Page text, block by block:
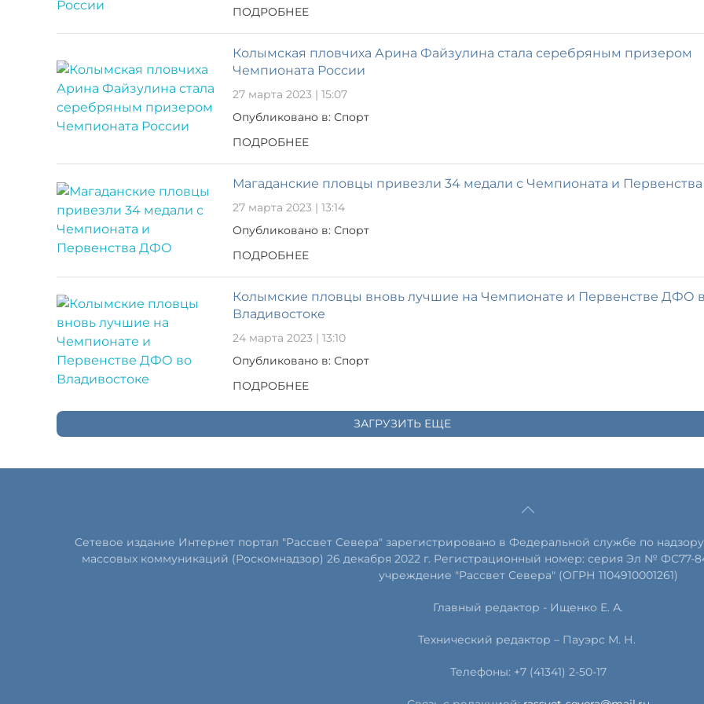
ПОДРОБНЕЕ
Колымская пловчиха Арина Файзулина стала серебряным призером
Чемпионата России
27 марта 2023 | 15:07
Опубликовано в: Спорт
ПОДРОБНЕЕ
Магаданские пловцы привезли 34 медали с Чемпионата и
27 марта 2023 | 13:14
Опубликовано в: Спорт
ПОДРОБНЕЕ
Колымские пловцы вновь лучшие на Чемпионате и Первенстве ДФО
Владивостоке
24 марта 2023 | 13:10
Опубликовано в: Спорт
ПОДРОБНЕЕ
ЗАГРУЗИТЬ ЕЩЕ
Сетевое издание Интернет портал "Рассвет Севера" зарегистрировано в Федеральной службе по
массовых коммуникаций (Роскомнадзор) 26 декабря 2022 г. Регистрационный номер: серия Эл № ФС77-
учреждение "Рассвет Севера" (ОГРН 1104910001261)
Главный редактор - Ищенко Е. А.
Технический редактор – Пауэрс М. Н.
Телефоны: +7 (41341) 2-50-17